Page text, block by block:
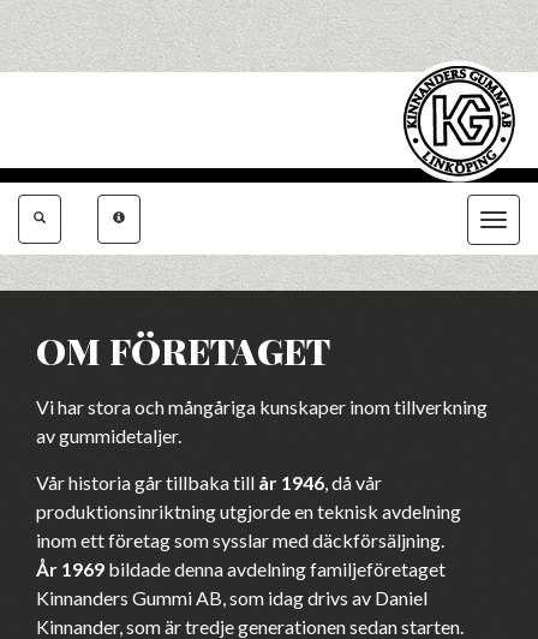
Toggle
OM FÖRETAGET
Vi har stora och mångåriga kunskaper inom tillverkning
av gummidetaljer.
Vår historia går tillbaka till år 1946, då vår
produktionsinriktning utgjorde en teknisk avdelning
inom ett företag som sysslar med däckförsäljning.
År 1969 bildade denna avdelning familjeföretaget
Kinnanders Gummi AB, som idag drivs av Daniel
Kinnander, som är tredje generationen sedan starten.